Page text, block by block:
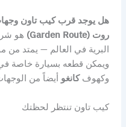
هل يوجد قرب كيب تاون
روت (Garden Route)
هو
البرية في العالم — يمتد
ويمكن قطعه بسيارة خاصة في رحلة
وكهوفكانغوأيضاً من
كيب تاون تنتظر لحظتك